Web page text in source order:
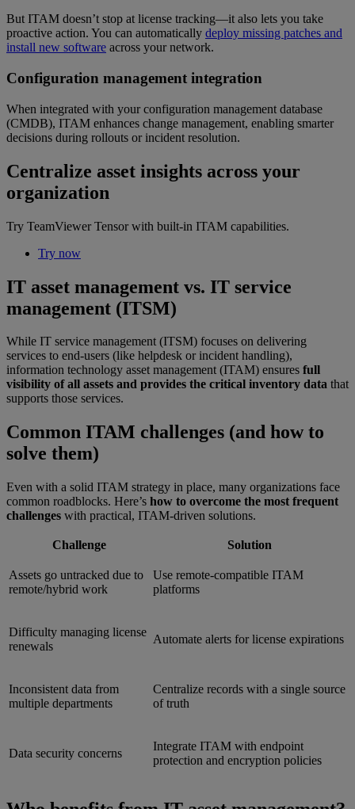
But ITAM doesn’t stop at license tracking—it also lets you take
proactive action. You can automatically deploy missing patches and
install new software across your network.
Configuration management integration
When integrated with your configuration management database
(CMDB), ITAM enhances change management, enabling smarter
decisions during rollouts or incident resolution.
Centralize asset insights across your
organization
Try TeamViewer Tensor with built-in ITAM capabilities.
Try now
IT asset management vs. IT service
management (ITSM)
While IT service management (ITSM) focuses on delivering
services to end-users (like helpdesk or incident handling),
information technology asset management (ITAM) ensures full
visibility of all assets and provides the critical inventory data that
supports those services.
Common ITAM challenges (and how to
solve them)
Even with a solid ITAM strategy in place, many organizations face
common roadblocks. Here’s how to overcome the most frequent
challenges with practical, ITAM-driven solutions.
Challenge Solution
Assets go untracked due to
remote/hybrid work
Use remote-compatible ITAM
platforms
Difficulty managing license
renewals
Automate alerts for license expirations
Inconsistent data from
multiple departments
Centralize records with a single source
of truth
Data security concerns
Integrate ITAM with endpoint
protection and encryption policies